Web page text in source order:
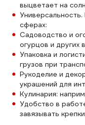
выцветает на
сферах:
Садоводство и
огурцов и других
Упаковка и
грузов при
Рукоделие и
украшений для
Кулинария:
Удобство в
завязывать